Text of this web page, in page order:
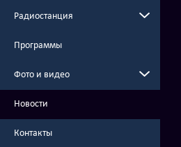
Радиостанция
Программы
Фото и видео
Новости
Контакты